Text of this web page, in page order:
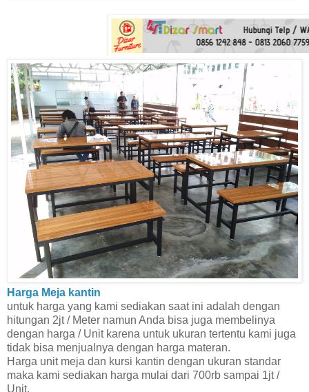
Harga Meja kantin
untuk harga yang kami sediakan saat ini adalah dengan
hitungan 2jt / Meter namun Anda bisa juga membelinya
dengan harga / Unit karena untuk ukuran tertentu kami juga
tidak bisa menjualnya dengan harga materan.
Harga unit meja dan kursi kantin dengan ukuran standar
maka kami sediakan harga mulai dari 700rb sampai 1jt /
Unit.